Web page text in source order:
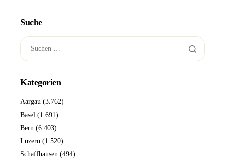
Suche
Kategorien
Aargau (3.762)
Basel (1.691)
Bern (6.403)
Luzern (1.520)
Schaffhausen (494)